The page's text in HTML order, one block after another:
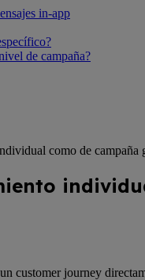
in-app
de campaña?
como de
customer journey